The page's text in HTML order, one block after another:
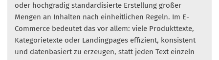
oder hochgradig standardisierte Erstellung großer
Mengen an Inhalten nach einheitlichen Regeln. Im E-
Commerce bedeutet das vor allem: viele Produkttexte,
Kategorietexte oder Landingpages effizient, konsistent
und datenbasiert zu erzeugen, statt jeden Text einzeln